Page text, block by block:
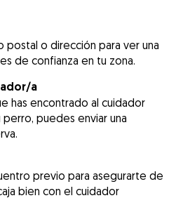
postal o dirección para ver una
de confianza en tu zona.
a
has encontrado al cuidador
puedes enviar una
previo para asegurarte de
bien con el cuidador